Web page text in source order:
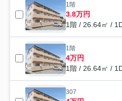
1階
3.8万円
1階 / 26.64㎡ /
1階
4万円
1階 / 26.64㎡ /
307